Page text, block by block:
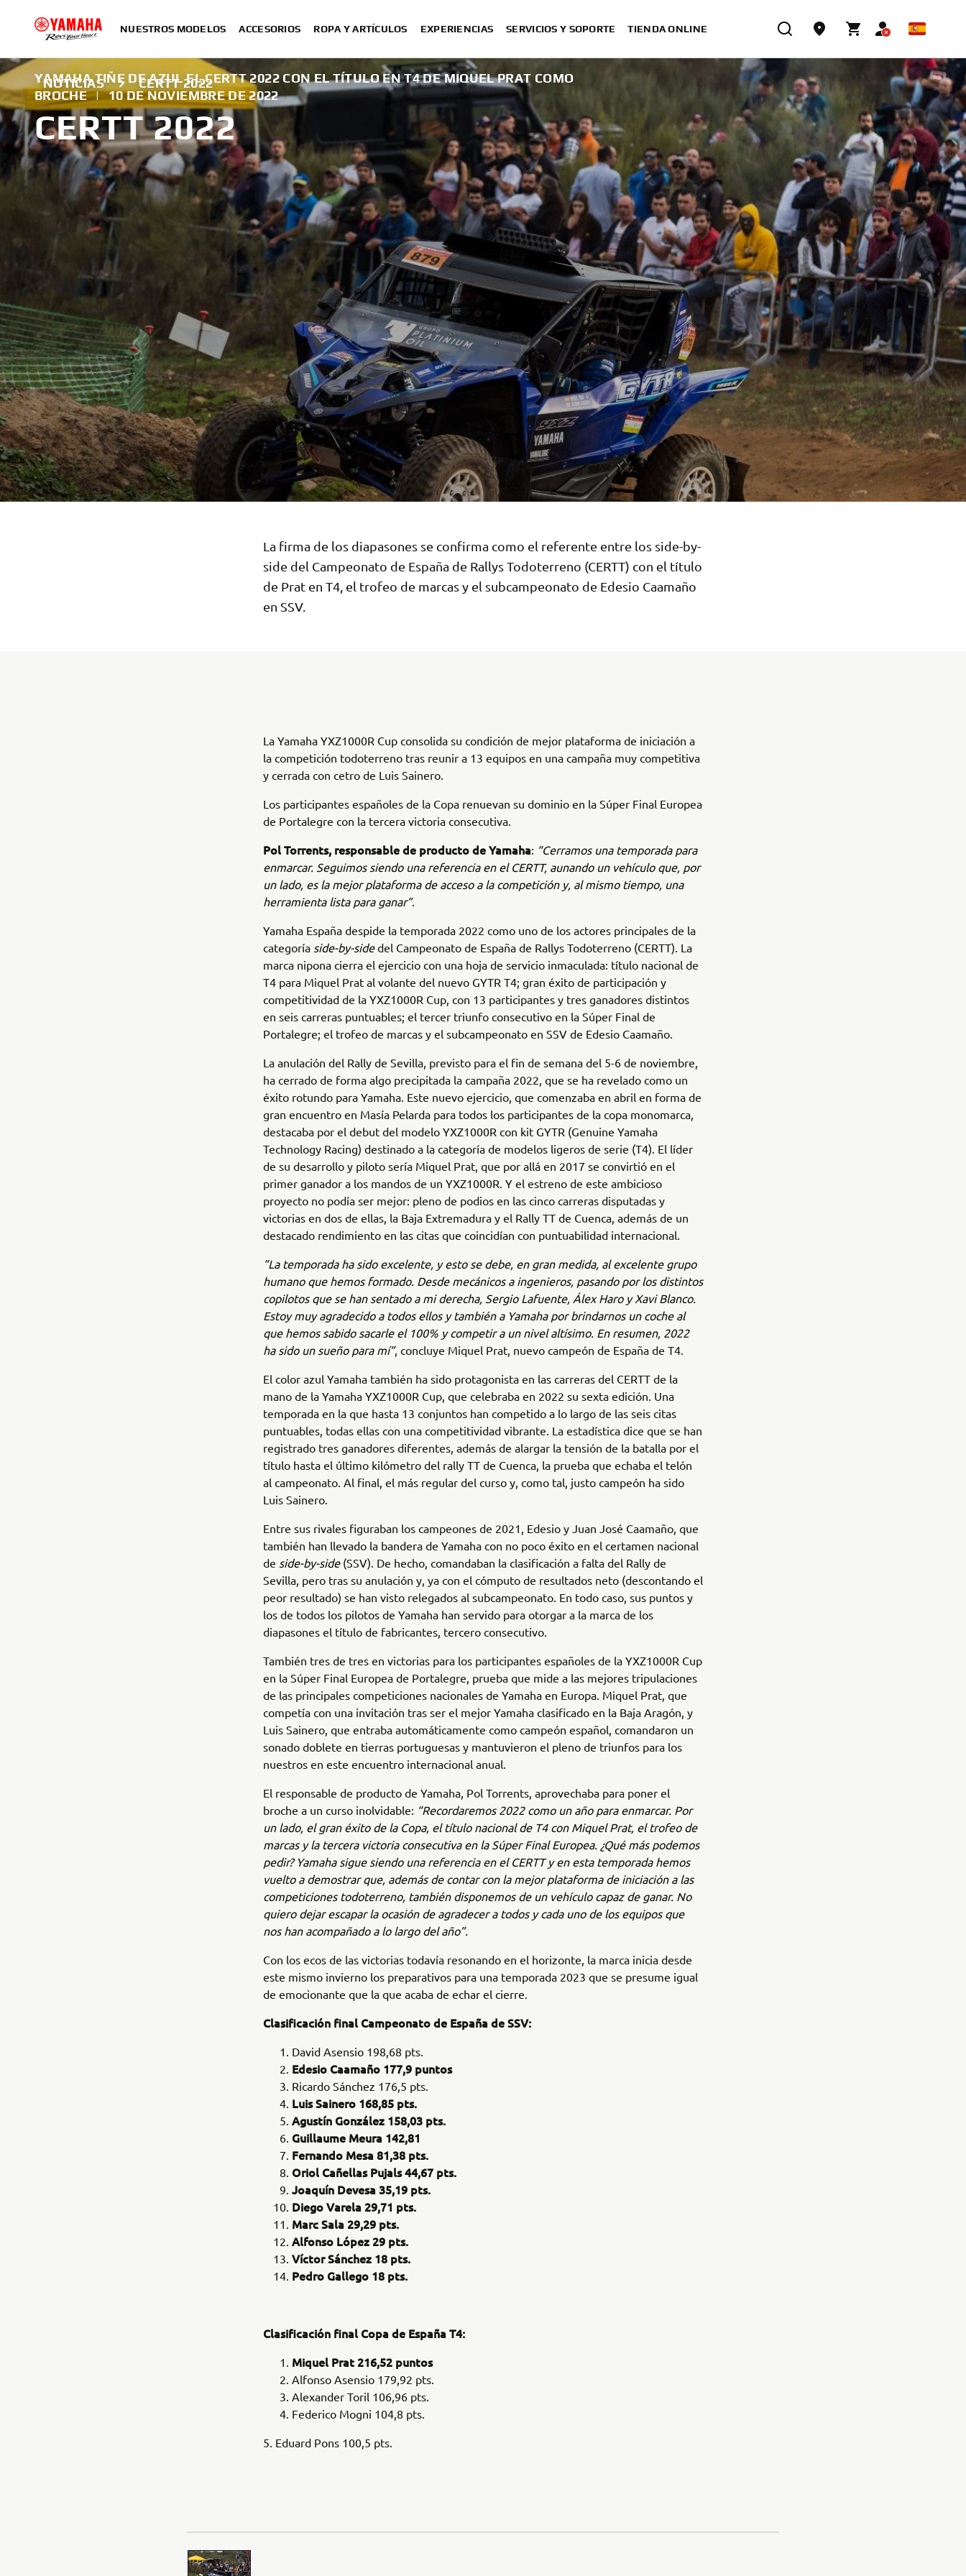
NUESTROS MODELOS ACCESORIOS ROPA Y ARTÍCULOS EXPERIENCIAS SERVICIOS Y SOPORTE TIENDA ONLINE
NOTICIAS CERTT 2022
YAMAHA TIÑE DE AZUL EL CERTT 2022 CON EL TÍTULO EN T4 DE MIQUEL PRAT COMO
BROCHE | 10 DE NOVIEMBRE DE 2022
CERTT 2022
La firma de los diapasones se confirma como el referente entre los side-by-
side del Campeonato de España de Rallys Todoterreno (CERTT) con el título
de Prat en T4, el trofeo de marcas y el subcampeonato de Edesio Caamaño
en SSV.
La Yamaha YXZ1000R Cup consolida su condición de mejor plataforma de iniciación a
la competición todoterreno tras reunir a 13 equipos en una campaña muy competitiva
y cerrada con cetro de Luis Sainero.
Los participantes españoles de la Copa renuevan su dominio en la Súper Final Europea
de Portalegre con la tercera victoria consecutiva.
Pol Torrents, responsable de producto de Yamaha: “Cerramos una temporada para
enmarcar. Seguimos siendo una referencia en el CERTT, aunando un vehículo que, por
un lado, es la mejor plataforma de acceso a la competición y, al mismo tiempo, una
herramienta lista para ganar”.
Yamaha España despide la temporada 2022 como uno de los actores principales de la
categoría side-by-sidedel Campeonato de España de Rallys Todoterreno (CERTT). La
marca nipona cierra el ejercicio con una hoja de servicio inmaculada: título nacional de
T4 para Miquel Prat al volante del nuevo GYTR T4; gran éxito de participación y
competitividad de la YXZ1000R Cup, con 13 participantes y tres ganadores distintos
en seis carreras puntuables; el tercer triunfo consecutivo en la Súper Final de
Portalegre; el trofeo de marcas y el subcampeonato en SSV de Edesio Caamaño.
La anulación del Rally de Sevilla, previsto para el fin de semana del 5-6 de noviembre,
ha cerrado de forma algo precipitada la campaña 2022, que se ha revelado como un
éxito rotundo para Yamaha. Este nuevo ejercicio, que comenzaba en abril en forma de
gran encuentro en Masía Pelarda para todos los participantes de la copa monomarca,
destacaba por el debut del modelo YXZ1000R con kit GYTR (Genuine Yamaha
Technology Racing) destinado a la categoría de modelos ligeros de serie (T4). El líder
de su desarrollo y piloto sería Miquel Prat, que por allá en 2017 se convirtió en el
primer ganador a los mandos de un YXZ1000R. Y el estreno de este ambicioso
proyecto no podía ser mejor: pleno de podios en las cinco carreras disputadas y
victorias en dos de ellas, la Baja Extremadura y el Rally TT de Cuenca, además de un
destacado rendimiento en las citas que coincidían con puntuabilidad internacional.
“La temporada ha sido excelente, y esto se debe, en gran medida, al excelente grupo
humano que hemos formado. Desde mecánicos a ingenieros, pasando por los distintos
copilotos que se han sentado a mi derecha, Sergio Lafuente, Álex Haro y Xavi Blanco.
Estoy muy agradecido a todos ellos y también a Yamaha por brindarnos un coche al
que hemos sabido sacarle el 100% y competir a un nivel altísimo. En resumen, 2022
ha sido un sueño para mí”, concluye Miquel Prat, nuevo campeón de España de T4.
El color azul Yamaha también ha sido protagonista en las carreras del CERTT de la
mano de la Yamaha YXZ1000R Cup, que celebraba en 2022 su sexta edición. Una
temporada en la que hasta 13 conjuntos han competido a lo largo de las seis citas
puntuables, todas ellas con una competitividad vibrante. La estadística dice que se han
registrado tres ganadores diferentes, además de alargar la tensión de la batalla por el
título hasta el último kilómetro del rally TT de Cuenca, la prueba que echaba el telón
al campeonato. Al final, el más regular del curso y, como tal, justo campeón ha sido
Luis Sainero.
Entre sus rivales figuraban los campeones de 2021, Edesio y Juan José Caamaño, que
también han llevado la bandera de Yamaha con no poco éxito en el certamen nacional
de side-by-side (SSV). De hecho, comandaban la clasificación a falta del Rally de
Sevilla, pero tras su anulación y, ya con el cómputo de resultados neto (descontando el
peor resultado) se han visto relegados al subcampeonato. En todo caso, sus puntos y
los de todos los pilotos de Yamaha han servido para otorgar a la marca de los
diapasones el título de fabricantes, tercero consecutivo.
También tres de tres en victorias para los participantes españoles de la YXZ1000R Cup
en la Súper Final Europea de Portalegre, prueba que mide a las mejores tripulaciones
de las principales competiciones nacionales de Yamaha en Europa. Miquel Prat, que
competía con una invitación tras ser el mejor Yamaha clasificado en la Baja Aragón, y
Luis Sainero, que entraba automáticamente como campeón español, comandaron un
sonado doblete en tierras portuguesas y mantuvieron el pleno de triunfos para los
nuestros en este encuentro internacional anual.
El responsable de producto de Yamaha, Pol Torrents, aprovechaba para poner el
broche a un curso inolvidable: “Recordaremos 2022 como un año para enmarcar. Por
un lado, el gran éxito de la Copa, el título nacional de T4 con Miquel Prat, el trofeo de
marcas y la tercera victoria consecutiva en la Súper Final Europea. ¿Qué más podemos
pedir? Yamaha sigue siendo una referencia en el CERTT y en esta temporada hemos
vuelto a demostrar que, además de contar con la mejor plataforma de iniciación a las
competiciones todoterreno, también disponemos de un vehículo capaz de ganar. No
quiero dejar escapar la ocasión de agradecer a todos y cada uno de los equipos que
nos han acompañado a lo largo del año”.
Con los ecos de las victorias todavía resonando en el horizonte, la marca inicia desde
este mismo invierno los preparativos para una temporada 2023 que se presume igual
de emocionante que la que acaba de echar el cierre.
Clasificación final Campeonato de España de SSV:
David Asensio 198,68 pts.
Edesio Caamaño 177,9 puntos
Ricardo Sánchez 176,5 pts.
Luis Sainero 168,85 pts.
Agustín González 158,03 pts.
Guillaume Meura 142,81
Fernando Mesa 81,38 pts.
Oriol Cañellas Pujals 44,67 pts.
Joaquín Devesa 35,19 pts.
Diego Varela 29,71 pts.
Marc Sala 29,29 pts.
Alfonso López 29 pts.
Víctor Sánchez 18 pts.
Pedro Gallego 18 pts.
Clasificación final Copa de España T4:
Miquel Prat 216,52 puntos
Alfonso Asensio 179,92 pts.
Alexander Toril 106,96 pts.
Federico Mogni 104,8 pts.
5. Eduard Pons 100,5 pts.